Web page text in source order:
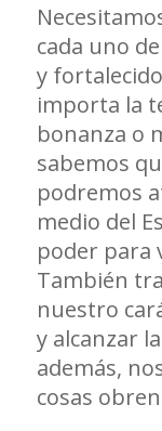
cada uno
y
importa la
bonanza o
sabemos
podremos
medio del
poder para
También
nuestro
y alcanzar
además,
cosas